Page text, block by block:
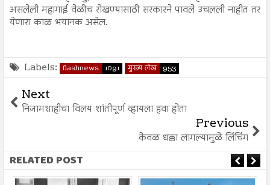
असलेली महागाई वेळीच रोखण्यासाठी सरकारने पावले उचलली नाहीत तर
येणारा काळ भयानक असेल.
Labels: flashnews 1091 मुख्य लेख 953
Next
निजामशाहीचा विलय शांतीपूर्ण व्हायला हवा होता
Previous
केवळ धक्का लागल्यामुळे लिंचिंग
RELATED POST